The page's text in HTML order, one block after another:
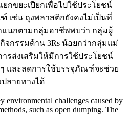
กขยะเปียกเพื่อไปใช้ประโยชน์
เช่น ถุงพลาสติกยังคงไม่เป็นที่
แนกตามกลุ่มอาชีพพบว่า กลุ่มผู้
กรรมด้าน 3Rs น้อยกว่ากลุ่มแม่
รส่งเสริมให้มีการใช้ประโยชน์
และลดการใช้บรรจุภัณฑ์จะช่วย
ลายทางได้
environmental challenges caused by
such as open dumping. The